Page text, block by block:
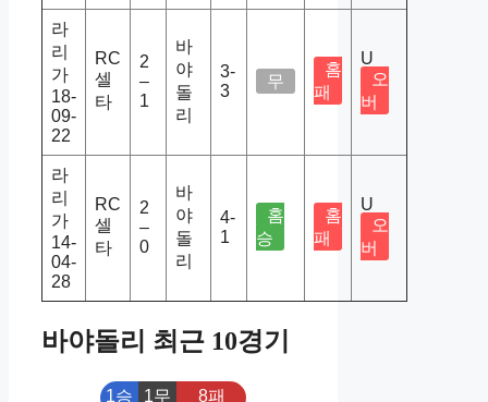
라
리
가
18-
09-
22
RC
셀
타
2
–
1
바
야
돌
리
3-
3
무
홈
패
U
오
버
라
리
가
14-
04-
28
RC
셀
타
2
–
0
바
야
돌
리
4-
1
홈
승
홈
패
U
오
버
바야돌리 최근 10경기
1승 1무 8패